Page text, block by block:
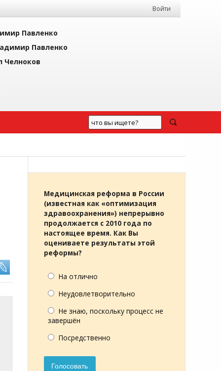
Войти
Павленко
Павленко
Челноков
Медицинская реформа в России
(известная как «оптимизация
здравоохранения») непрерывно
продолжается с 2010 года по
настоящее время. Как Вы
оцениваете результаты этой
реформы?
На отлично
Неудовлетворительно
Не знаю, поскольку процесс не
завершён
Посредственно
Голосовать